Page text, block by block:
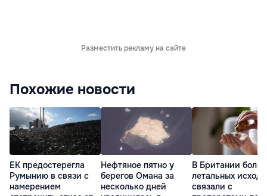
Разместить рекламу на сайте
Похожие новости
ЕК предостерегла
Румынию в связи с
намерением
Нефтяное пятно у
берегов Омана за
несколько дней
В Британии
летальных
связали с